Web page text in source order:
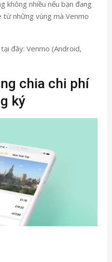
không nhiều nếu bạn đang
từ những vùng mà Venmo
đây: Venmo (Android,
chia chi phí
ký